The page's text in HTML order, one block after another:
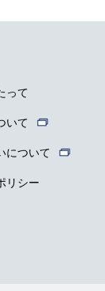
って
いて
について
リシー